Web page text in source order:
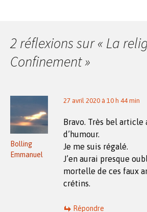
2 réflexions sur « La
Confinement»
Bolling
Emmanuel
27 avril 2020 à 10 h 44 min
Bravo. Très bel article
d’humour.
Je me suis régalé.
J’en aurai presque
mortelle de ces faux
crétins.
Répondre